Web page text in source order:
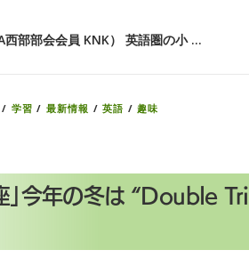
西部部会会員 KNK） 英語圏の小 …
/ 学習 / 最新情報 /英語 /趣味
」今年の冬は “Double Tri